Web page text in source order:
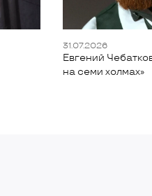
31.07.2026
Евгений
на семи холмах»